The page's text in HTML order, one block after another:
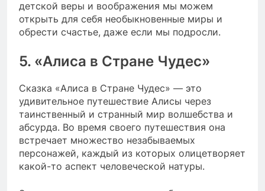
детской веры и воображения мы можем
открыть для себя необыкновенные миры и
обрести счастье, даже если мы подросли.
5. «Алиса в Стране Чудес»
Сказка «Алиса в Стране Чудес» — это
удивительное путешествие Алисы через
таинственный и странный мир волшебства и
абсурда. Во время своего путешествия она
встречает множество незабываемых
персонажей, каждый из которых олицетворяет
какой-то аспект человеческой натуры.